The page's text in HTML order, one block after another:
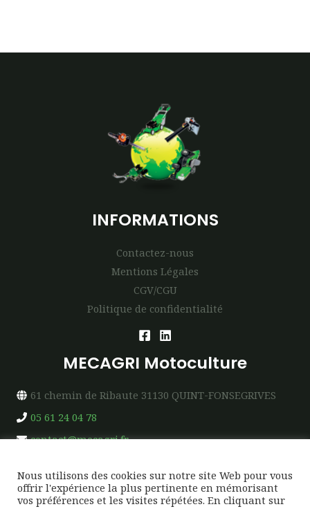
INFORMATIONS
Contactez-nous
Mentions Légales
CGV/CGU
Politique de confidentialité
MECAGRI Motoculture
61 chemin de Ribaute 31130 QUINT-FONSEGRIVES
05 61 24 04 78
contact@mecagri.fr
Nous utilisons des cookies sur notre site Web pour vous
offrir l'expérience la plus pertinente en mémorisant
vos préférences et les visites répétées. En cliquant sur